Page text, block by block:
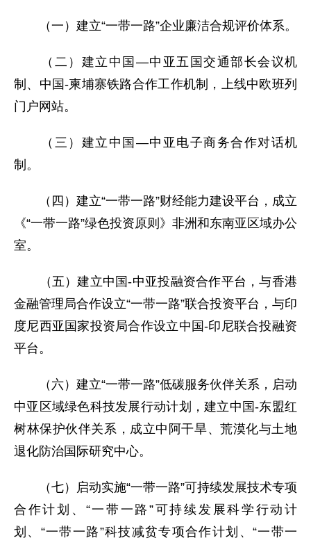
（一）建立“一带一路”企业廉洁合规评价体系。
（二）建立中国—中亚五国交通部长会议机
制、中国-柬埔寨铁路合作工作机制，上线中欧班列
门户网站。
（三）建立中国—中亚电子商务合作对话机
制。
（四）建立“一带一路”财经能力建设平台，成立
《“一带一路”绿色投资原则》非洲和东南亚区域办公
室。
（五）建立中国-中亚投融资合作平台，与香港
金融管理局合作设立“一带一路”联合投资平台，与印
度尼西亚国家投资局合作设立中国-印尼联合投融资
平台。
（六）建立“一带一路”低碳服务伙伴关系，启动
中亚区域绿色科技发展行动计划，建立中国-东盟红
树林保护伙伴关系，成立中阿干旱、荒漠化与土地
退化防治国际研究中心。
（七）启动实施“一带一路”可持续发展技术专项
合作计划、“一带一路”可持续发展科学行动计
划、“一带一路”科技减贫专项合作计划、“一带一